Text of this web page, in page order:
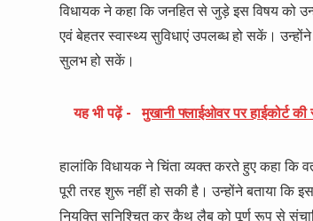
विधायक ने कहा कि जनहित से जुड़े इस विषय को
एवं बेहतर स्वास्थ्य सुविधाएं उपलब्ध हो सकें।
सुलभ हो सकें।
यह भी पढ़ें - मुखानी फ्लाईओवर पर हाईकोर्ट
हालांकि विधायक ने चिंता व्यक्त करते हुए कहा कि
पूरी तरह शुरू नहीं हो सकी है। उन्होंने बताया कि
नियुक्ति सुनिश्चित कर कैथ लैब को पूर्ण रूप से